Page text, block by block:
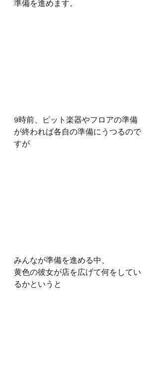
準備を進めます。
9時前、ピット楽器やフロアの準備
が終われば各自の準備にうつるので
すが
みんなが準備を進める中、
黄色の彼女が店を広げて何をしてい
るかというと